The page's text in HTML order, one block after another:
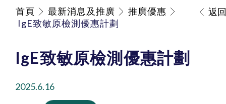
首頁 最新消息及推廣
推廣優惠
IgE致敏原檢測優惠計劃
返回
IgE致敏原檢測優惠計劃
2025.6.16